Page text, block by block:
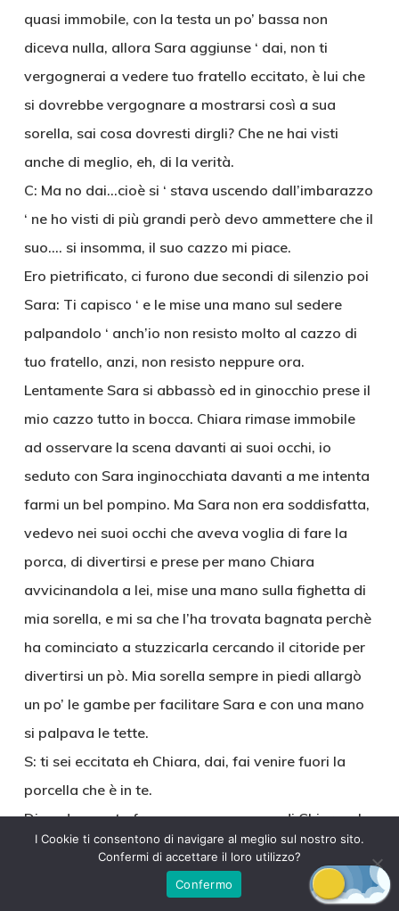
quasi immobile, con la testa un po’ bassa non
diceva nulla, allora Sara aggiunse ‘ dai, non ti
vergognerai a vedere tuo fratello eccitato, è lui che
si dovrebbe vergognare a mostrarsi così a sua
sorella, sai cosa dovresti dirgli? Che ne hai visti
anche di meglio, eh, di la verità.
C: Ma no dai…cioè si ‘ stava uscendo dall’imbarazzo
‘ ne ho visti di più grandi però devo ammettere che il
suo…. si insomma, il suo cazzo mi piace.
Ero pietrificato, ci furono due secondi di silenzio poi
Sara: Ti capisco ‘ e le mise una mano sul sedere
palpandolo ‘ anch’io non resisto molto al cazzo di
tuo fratello, anzi, non resisto neppure ora.
Lentamente Sara si abbassò ed in ginocchio prese il
mio cazzo tutto in bocca. Chiara rimase immobile
ad osservare la scena davanti ai suoi occhi, io
seduto con Sara inginocchiata davanti a me intenta
farmi un bel pompino. Ma Sara non era soddisfatta,
vedevo nei suoi occhi che aveva voglia di fare la
porca, di divertirsi e prese per mano Chiara
avvicinandola a lei, mise una mano sulla fighetta di
mia sorella, e mi sa che l’ha trovata bagnata perchè
ha cominciato a stuzzicarla cercando il citoride per
divertirsi un pò. Mia sorella sempre in piedi allargò
un po’ le gambe per facilitare Sara e con una mano
si palpava le tette.
S: ti sei eccitata eh Chiara, dai, fai venire fuori la
porcella che è in te.
Dicendo questa frase prese una mano di Chiara e la
posò sul mio cazzo, lei sempre senza dire nulla me
lo strinse subito e cominciò a farmi una sega,
sembrava che non vedesse l’ora di prenderlo in
I Cookie ti consentono di navigare al meglio sul nostro sito.
Confermi di accettare il loro utilizzo?
Confermo